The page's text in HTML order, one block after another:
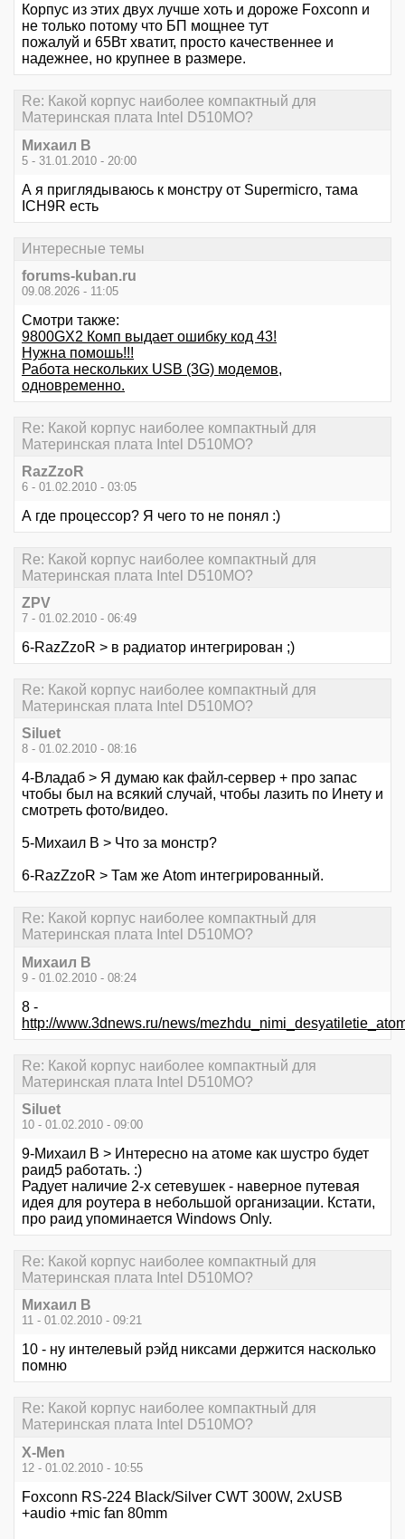
Корпус из этих двух лучше хоть и дороже Foxconn и
не только потому что БП мощнее тут
пожалуй и 65Вт хватит, просто качественнее и
надежнее, но крупнее в размере.
Re: Какой корпус наиболее компактный для
Материнская плата Intel D510MO?
Михаил В
5 - 31.01.2010 - 20:00
А я приглядываюсь к монстру от Supermicro, тама
ICH9R есть
Интересные темы
forums-kuban.ru
09.08.2026 - 11:05
Смотри также:
9800GX2 Комп выдает ошибку код 43!
Нужна помошь!!!
Работа нескольких USB (3G) модемов,
одновременно.
Re: Какой корпус наиболее компактный для
Материнская плата Intel D510MO?
RazZzoR
6 - 01.02.2010 - 03:05
А где процессор? Я чего то не понял :)
Re: Какой корпус наиболее компактный для
Материнская плата Intel D510MO?
ZPV
7 - 01.02.2010 - 06:49
6-RazZzoR > в радиатор интегрирован ;)
Re: Какой корпус наиболее компактный для
Материнская плата Intel D510MO?
Siluet
8 - 01.02.2010 - 08:16
4-Владаб > Я думаю как файл-сервер + про запас
чтобы был на всякий случай, чтобы лазить по Инету и
смотреть фото/видео.
5-Михаил В > Что за монстр?
6-RazZzoR > Там же Atom интегрированный.
Re: Какой корпус наиболее компактный для
Материнская плата Intel D510MO?
Михаил В
9 - 01.02.2010 - 08:24
8 -
http://www.3dnews.ru/news/
Re: Какой корпус наиболее компактный для
Материнская плата Intel D510MO?
Siluet
10 - 01.02.2010 - 09:00
9-Михаил В > Интересно на атоме как шустро будет
раид5 работать. :)
Радует наличие 2-х сетевушек - наверное путевая
идея для роутера в небольшой организации. Кстати,
про раид упоминается Windows Only.
Re: Какой корпус наиболее компактный для
Материнская плата Intel D510MO?
Михаил В
11 - 01.02.2010 - 09:21
10 - ну интелевый рэйд никсами держится насколько
помню
Re: Какой корпус наиболее компактный для
Материнская плата Intel D510MO?
X-Men
12 - 01.02.2010 - 10:55
Foxconn RS-224 Black/Silver CWT 300W, 2xUSB
+audio +mic fan 80mm